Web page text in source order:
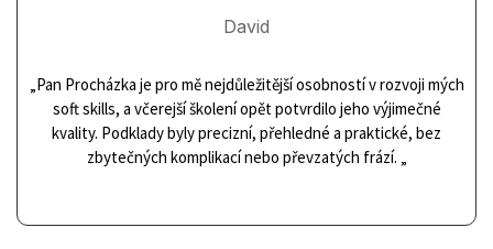
David
„Pan Procházka je pro mě nejdůležitější osobností v rozvoji mých
soft skills, a včerejší školení opět potvrdilo jeho výjimečné
kvality. Podklady byly precizní, přehledné a praktické, bez
zbytečných komplikací nebo převzatých frází. „